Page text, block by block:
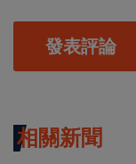
發表評論
相關新聞